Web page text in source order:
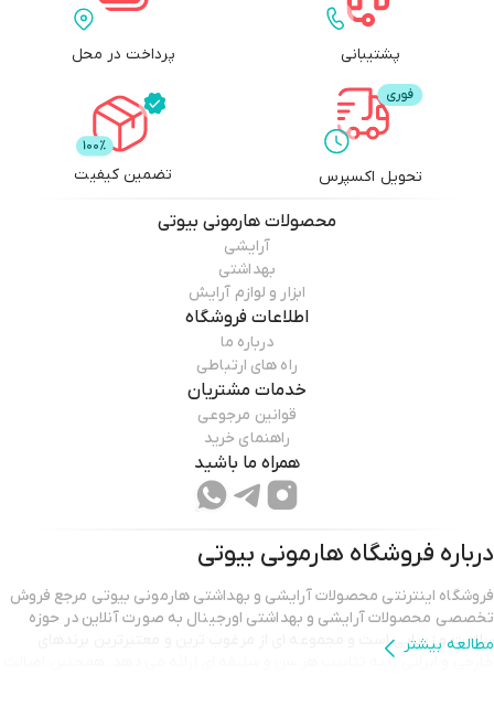
پشتیبانی پرداخت در محل
تحویل اکسپرس تضمین کیفیت
محصولات هارمونی بیوتی
آرایشی
بهداشتی
ابزار و لوازم آرایش
اطلاعات فروشگاه
درباره ما
راه های ارتباطی
خدمات مشتریان
قوانین مرجوعی
راهنمای خرید
همراه ما باشید
درباره فروشگاه هارمونی بیوتی
فروشگاه اینترنتی محصولات آرایشی و بهداشتی هارمونی بیوتی مرجع فروش
تخصصی محصولات آرایشی و بهداشتی اورجینال به صورت آنلاین در حوزه
سلامت و زیبایی است و مجموعه ای از مرغوب ترین و معتبرترین برندهای
خارجی و ایرانی را به تناسب هر سن و سلیقه ای ارائه می دهد. همچنین اصالت
مطالعه بیشتر